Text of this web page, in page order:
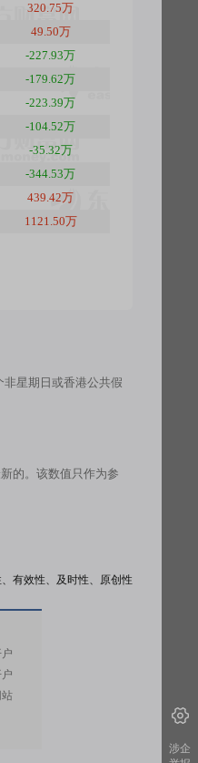
320.75万
49.50万
-227.93万
-179.62万
-223.39万
-104.52万
-35.32万
-344.53万
439.42万
1121.50万
星期日或香港公共假
的。该数值只作为参
有效性、及时性、原创性
涉企